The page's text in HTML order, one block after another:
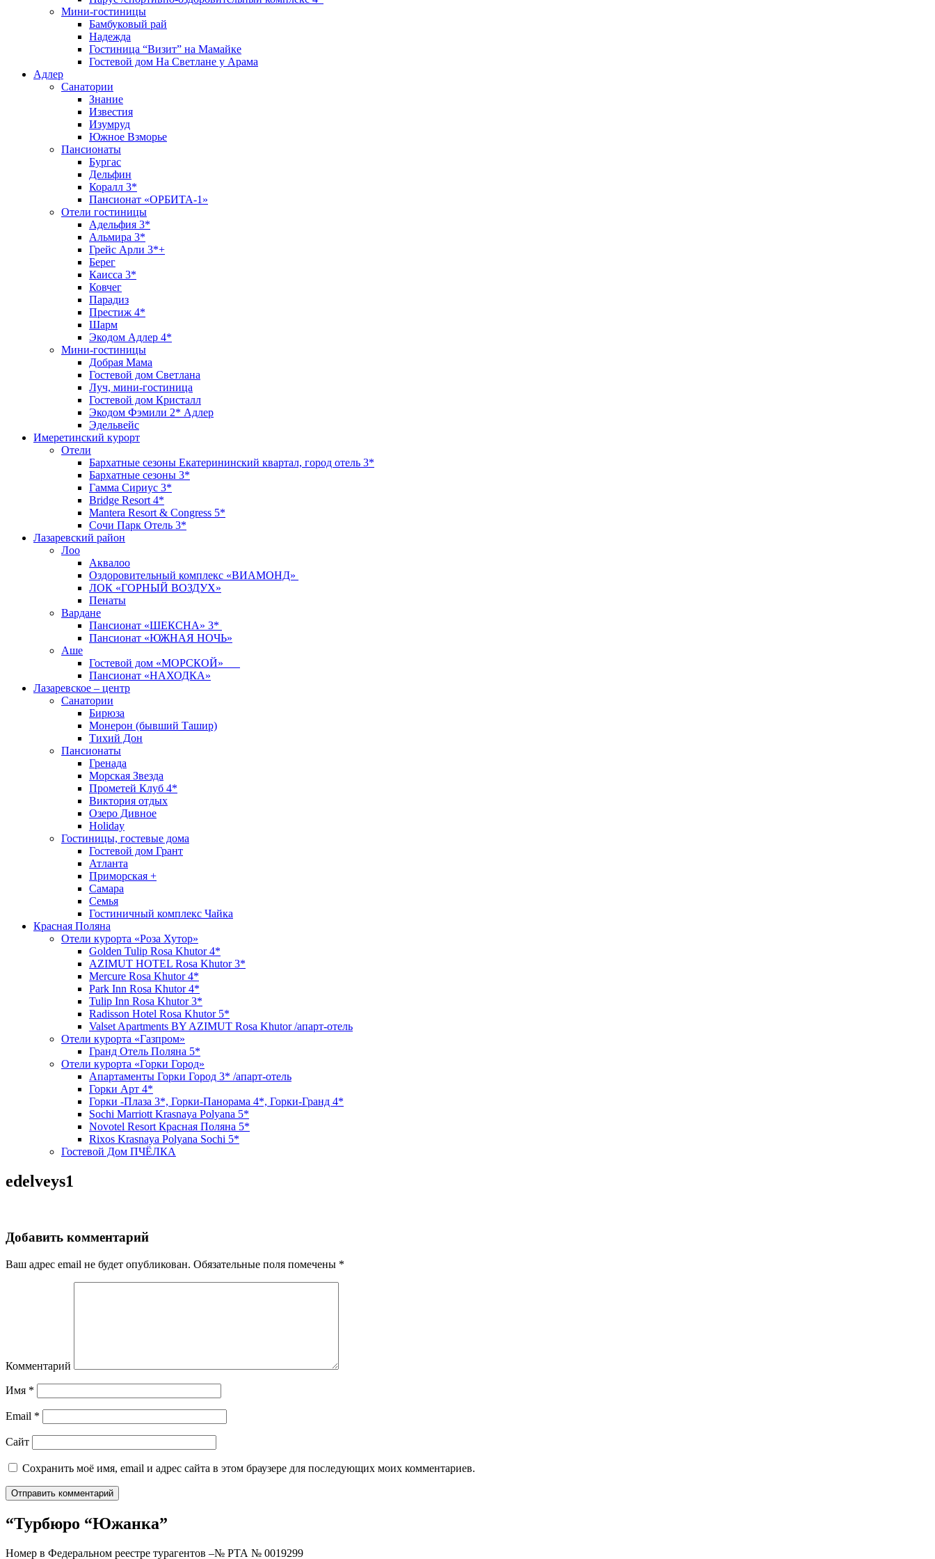
Мини-гостиницы
Бамбуковый рай
Надежда
Гостиница “Визит” на Мамайке
Гостевой дом На Светлане у Арама
Адлер
Санатории
Знание
Известия
Изумруд
Южное Взморье
Пансионаты
Бургас
Дельфин
Коралл 3*
Пансионат «ОРБИТА-1»
Отели гостиницы
Адельфия 3*
Альмира 3*
Грейс Арли 3*+
Берег
Каисса 3*
Ковчег
Парадиз
Престиж 4*
Шарм
Экодом Адлер 4*
Мини-гостиницы
Добрая Мама
Гостевой дом Светлана
Луч, мини-гостиница
Гостевой дом Кристалл
Экодом Фэмили 2* Адлер
Эдельвейс
Имеретинский курорт
Отели
Бархатные сезоны Екатерининский квартал, город отель 3*
Бархатные сезоны 3*
Гамма Сириус 3*
Bridge Resort 4*
Mantera Resort & Congress 5*
Сочи Парк Отель 3*
Лазаревский район
Лоо
Аквалоо
Оздоровительный комплекс «ВИАМОНД»
ЛОК «ГОРНЫЙ ВОЗДУХ»
Пенаты
Вардане
Пансионат «ШЕКСНА» 3*
Пансионат «ЮЖНАЯ НОЧЬ»
Аше
Гостевой дом «МОРСКОЙ»
Пансионат «НАХОДКА»
Лазаревское – центр
Санатории
Бирюза
Монерон (бывший Ташир)
Тихий Дон
Пансионаты
Гренада
Морская Звезда
Прометей Клуб 4*
Виктория отдых
Озеро Дивное
Holiday
Гостиницы, гостевые дома
Гостевой дом Грант
Атланта
Приморская +
Самара
Семья
Гостиничный комплекс Чайка
Красная Поляна
Отели курорта «Роза Хутор»
Golden Tulip Rosa Khutor 4*
AZIMUT HOTEL Rosa Khutor 3*
Mercure Rosa Khutor 4*
Park Inn Rosa Khutor 4*
Tulip Inn Rosa Khutor 3*
Radisson Hotel Rosa Khutor 5*
Valset Apartments BY AZIMUT Rosa Khutor /апарт-отель
Отели курорта «Газпром»
Гранд Отель Поляна 5*
Отели курорта «Горки Город»
Апартаменты Горки Город 3* /апарт-отель
Горки Арт 4*
Горки -Плаза 3*, Горки-Панорама 4*, Горки-Гранд 4*
Sochi Marriott Krasnaya Polyana 5*
Novotel Resort Красная Поляна 5*
Rixos Krasnaya Polyana Sochi 5*
Гостевой Дом ПЧЁЛКА
edelveys1
Добавить комментарий
Ваш адрес email не будет опубликован. Обязательные поля помечены *
Комментарий
Имя *
Email *
Сайт
Сохранить моё имя, email и адрес сайта в этом браузере для последующих моих комментариев.
“Турбюро “Южанка”
Номер в Федеральном реестре турагентов –№ РТА № 0019299